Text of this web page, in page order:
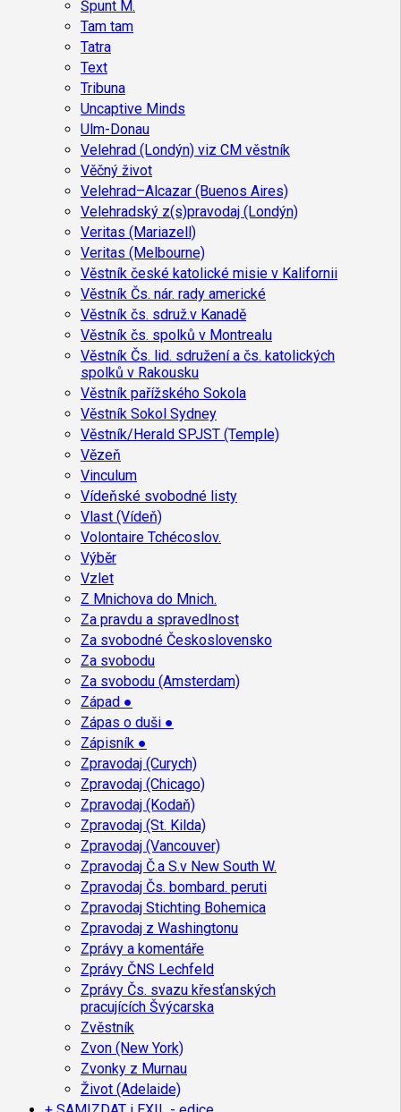
Špunt M.
Tam tam
Tatra
Text
Tribuna
Uncaptive Minds
Ulm-Donau
Velehrad (Londýn) viz CM věstník
Věčný život
Velehrad–Alcazar (Buenos Aires)
Velehradský z(s)pravodaj (Londýn)
Veritas (Mariazell)
Veritas (Melbourne)
Věstník české katolické misie v Kalifornii
Věstník Čs. nár. rady americké
Věstník čs. sdruž.v Kanadě
Věstník čs. spolků v Montrealu
Věstník Čs. lid. sdružení a čs. katolických
spolků v Rakousku
Věstník pařížského Sokola
Věstník Sokol Sydney
Věstník/Herald SPJST (Temple)
Vězeň
Vinculum
Vídeňské svobodné listy
Vlast (Vídeň)
Volontaire Tchécoslov.
Výběr
Vzlet
Z Mnichova do Mnich.
Za pravdu a spravedlnost
Za svobodné Československo
Za svobodu
Za svobodu (Amsterdam)
Západ ●
Zápas o duši ●
Zápisník ●
Zpravodaj (Curych)
Zpravodaj (Chicago)
Zpravodaj (Kodaň)
Zpravodaj (St. Kilda)
Zpravodaj (Vancouver)
Zpravodaj Č.a S.v New South W.
Zpravodaj Čs. bombard. peruti
Zpravodaj Stichting Bohemica
Zpravodaj z Washingtonu
Zprávy a komentáře
Zprávy ČNS Lechfeld
Zprávy Čs. svazu křesťanských
pracujících Švýcarska
Zvěstník
Zvon (New York)
Zvonky z Murnau
Život (Adelaide)